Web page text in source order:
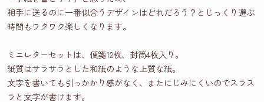
相手に送るのに一番似合うデザインはどれだろう？とじっくり選ぶ
時間もワクワク楽しくなります。
ミニレターセットは、便箋12枚、封筒4枚入り。
紙質はサラサラとした和紙のような上質な紙。
文字を書いても引っかかり感がなく、またにじみにくいのでスラス
ラと文字が書けます。